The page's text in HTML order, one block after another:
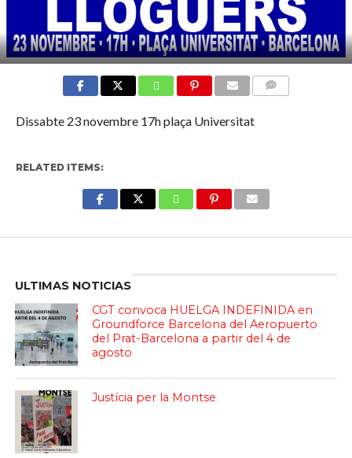
Dissabte 23 novembre 17h plaça Universitat
RELATED ITEMS:
ULTIMAS NOTICIAS
CGT convoca HUELGA INDEFINIDA en
Groundforce Barcelona del Aeropuerto
del Prat-Barcelona a partir del 4 de
agosto
Justícia per la Montse